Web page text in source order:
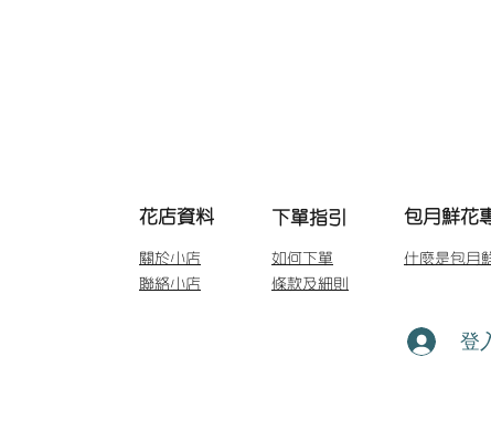
​花店資料 下單指引 包月鮮花
關於小店
聯絡小店
如何下單
條款及細則
什麼是包月
登